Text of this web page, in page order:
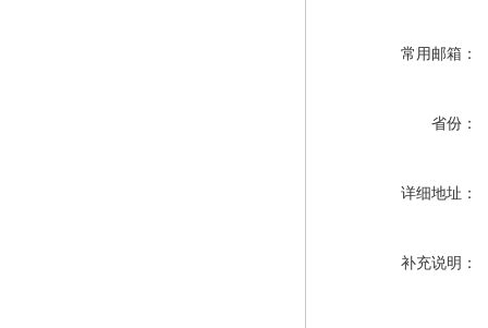
常用邮箱：
省份：
详细地址：
补充说明：